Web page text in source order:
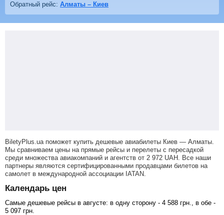
Обратный рейс: Алматы – Киев
BiletyPlus.ua поможет купить дешевые авиабилеты Киев — Алматы.
Мы сравниваем цены на прямые рейсы и перелеты с пересадкой
среди множества авиакомпаний и агентств от 2 972 UAH . Все наши
партнеры являются сертифицированными продавцами билетов на
самолет в международной ассоциации IATAN.
Календарь цен
Самые дешевые рейсы в августе: в одну сторону - 4 588 грн ., в обе -
5 097 грн